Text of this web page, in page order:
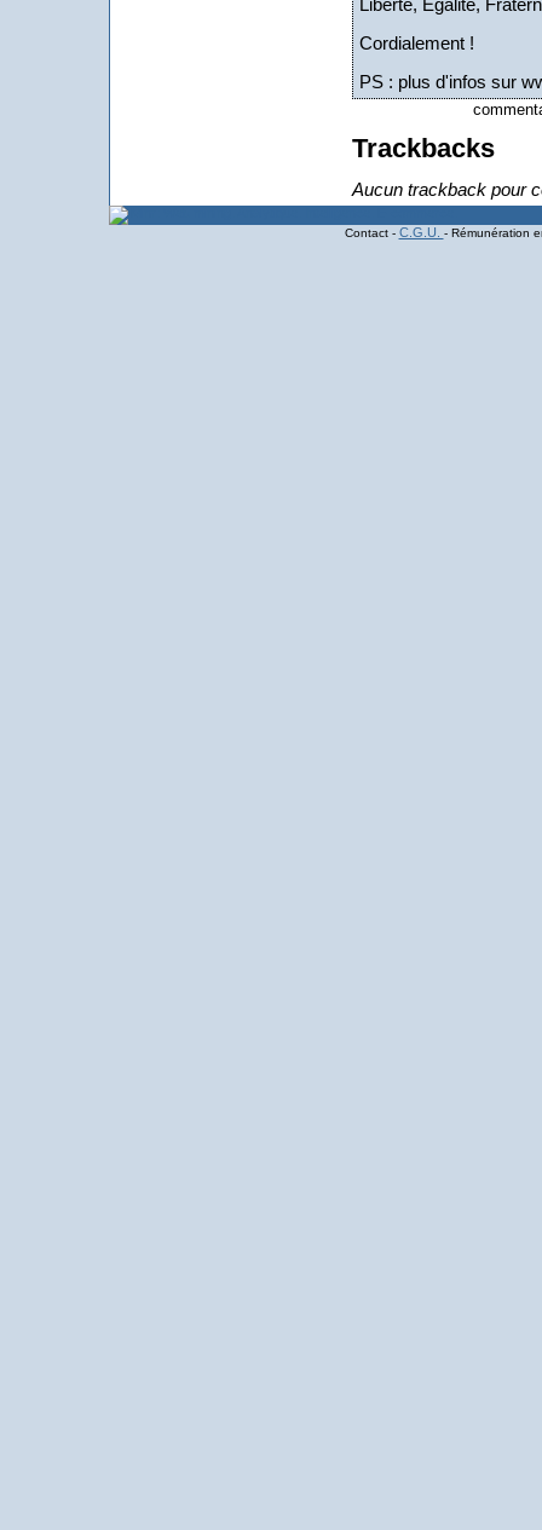
Liberté, Egalité,
Cordialement !
PS : plus d'infos sur
Trackbacks
Aucun trackback pour
Contact - C.G.U. - Rémunération